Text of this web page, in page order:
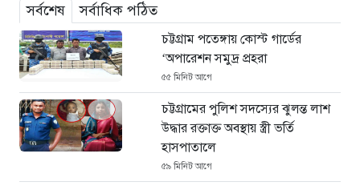
সর্বশেষ সর্বাধিক পঠিত
চট্টগ্রাম পতেঙ্গায় কোস্ট গার্ডের
‘অপারেশন সমুদ্র প্রহরা
৫৫ মিনিট আগে
চট্টগ্রামের পুলিশ সদস্যের ঝুলন্ত লাশ
উদ্ধার রক্তাক্ত অবস্থায় স্ত্রী ভর্তি
হাসপাতালে
৫৯ মিনিট আগে